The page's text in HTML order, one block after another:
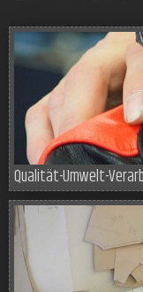
Qualität-Umwelt-